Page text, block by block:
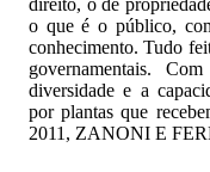
direito, o de
o que é o público,
conhecimento. Tudo
governamentais.
diversidade e a
por plantas que
2011, ZANONI E